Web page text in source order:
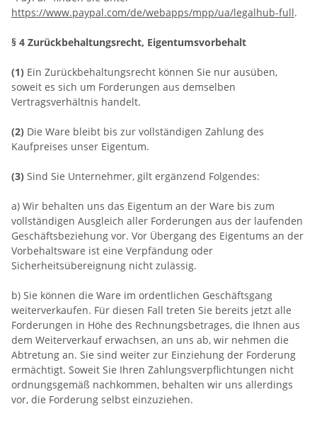
https://www.paypal.com/de/webapps/mpp/ua/legalhub-full.
§ 4 Zurückbehaltungsrecht, Eigentumsvorbehalt
(1) Ein Zurückbehaltungsrecht können Sie nur ausüben,
soweit es sich um Forderungen aus demselben
Vertragsverhältnis handelt.
(2) Die Ware bleibt bis zur vollständigen Zahlung des
Kaufpreises unser Eigentum.
(3) Sind Sie Unternehmer, gilt ergänzend Folgendes:
a) Wir behalten uns das Eigentum an der Ware bis zum
vollständigen Ausgleich aller Forderungen aus der laufenden
Geschäftsbeziehung vor. Vor Übergang des Eigentums an der
Vorbehaltsware ist eine Verpfändung oder
Sicherheitsübereignung nicht zulässig.
b) Sie können die Ware im ordentlichen Geschäftsgang
weiterverkaufen. Für diesen Fall treten Sie bereits jetzt alle
Forderungen in Höhe des Rechnungsbetrages, die Ihnen aus
dem Weiterverkauf erwachsen, an uns ab, wir nehmen die
Abtretung an. Sie sind weiter zur Einziehung der Forderung
ermächtigt. Soweit Sie Ihren Zahlungsverpflichtungen nicht
ordnungsgemäß nachkommen, behalten wir uns allerdings
vor, die Forderung selbst einzuziehen.